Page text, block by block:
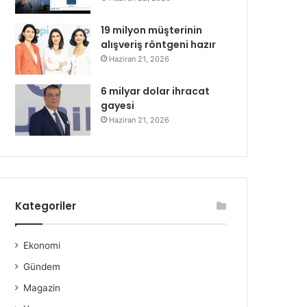
19 milyon müşterinin
alışveriş röntgeni hazır
Haziran 21, 2026
6 milyar dolar ihracat
gayesi
Haziran 21, 2026
Kategoriler
Ekonomi
Gündem
Magazin